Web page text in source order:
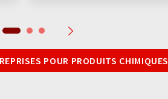
POUR PRODUITS CHIMIQUES